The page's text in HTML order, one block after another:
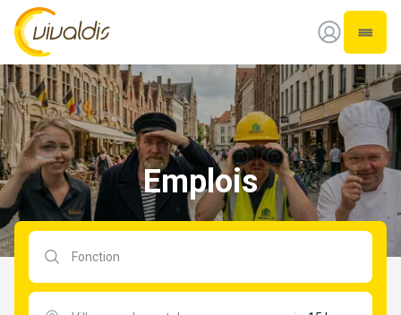
Vivaldis Interim
Ouvrir
Emplois
Rechercher par fonction